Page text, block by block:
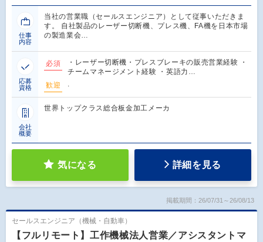
仕事
内容
当社の営業職（セールスエンジニア）として従事いただきま
す。 自社製品のレーザー切断機、プレス機、FA機を日本市場
の製造業会…
応募
資格
必須
・レーザー切断機・プレスブレーキの販売営業経験 ・
チームマネージメント経験 ・英語力…
歓迎
会社
概要
世界トップクラス総合板金加工メーカ
気になる 詳細を見る
掲載期間：26/07/31～26/08/13
セールスエンジニア（機械・自動車）
【フルリモート】工作機械法人営業／アシスタントマ